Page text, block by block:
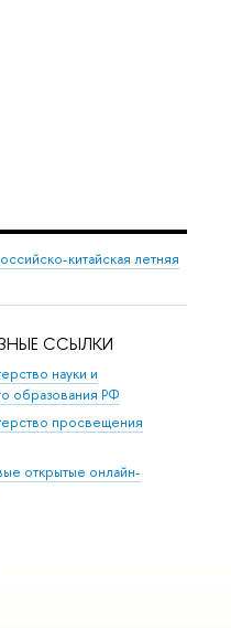
китайская летняя
ССЫЛКИ
науки и
образования РФ
просвещения
открытые онлайн-